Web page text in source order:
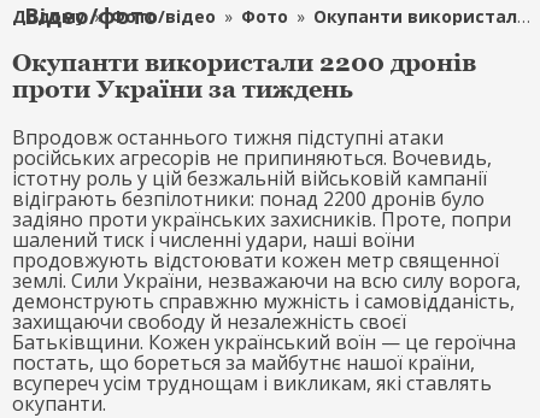
Відео/фото
Додому » Фото/відео » Фото » Окупанти використали 2200 дронів проти України за тиждень
Окупанти використали 2200 дронів
проти України за тиждень
Впродовж останнього тижня підступні атаки
російських агресорів не припиняються. Вочевидь,
істотну роль у цій безжальній військовій кампанії
відіграють безпілотники: понад 2200 дронів було
задіяно проти українських захисників. Проте, попри
шалений тиск і численні удари, наші воїни
продовжують відстоювати кожен метр священної
землі. Сили України, незважаючи на всю силу ворога,
демонструють справжню мужність і самовідданість,
захищаючи свободу й незалежність своєї
Батьківщини. Кожен український воїн — це героїчна
постать, що бореться за майбутнє нашої країни,
всупереч усім труднощам і викликам, які ставлять
окупанти.